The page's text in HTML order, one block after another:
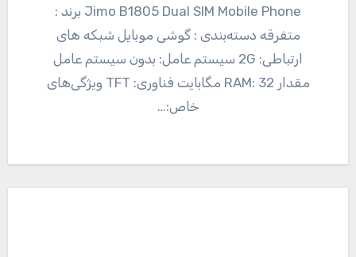
Jimo B1805 Dual SIM Mobile Phone برند :
متفرقه دسته‌بندی : گوشی موبایل شبکه های
ارتباطی: 2G سیستم عامل: بدون سیستم عامل
مقدار RAM: 32 مگابایت فناوری: TFT ویژگی‌های
خاص:…